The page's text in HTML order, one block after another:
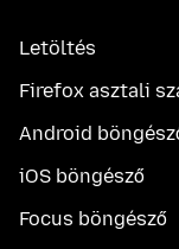
Letöltés
Firefox asztali
Android
iOS böngésző
Focus böngésző